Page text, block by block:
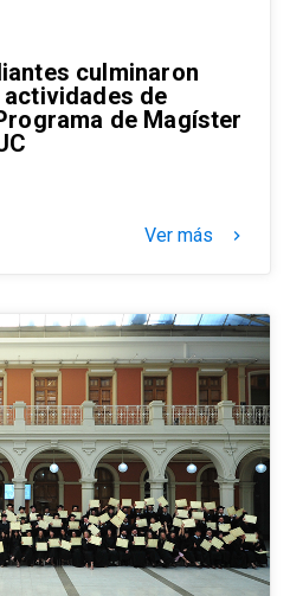
culminaron
de
de Magíster
Ver más keyboard_arrow_right